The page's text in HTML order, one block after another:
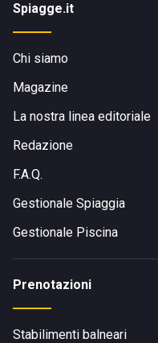
Spiagge.it
Chi siamo
Magazine
La nostra linea editoriale
Redazione
F.A.Q.
Gestionale Spiaggia
Gestionale Piscina
Prenotazioni
Stabilimenti balneari